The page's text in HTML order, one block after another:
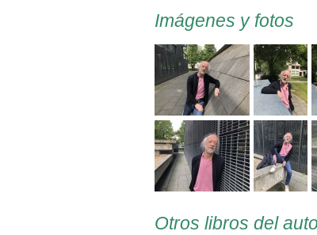
Imágenes y fotos
Otros libros del